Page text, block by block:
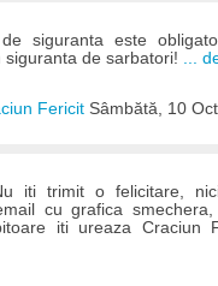
siguranta este
siguranta de sarbatori!
...
Fericit Sâmbătă, 10
iti trimit o felicitare,
cu grafica
iti ureaza Craciun